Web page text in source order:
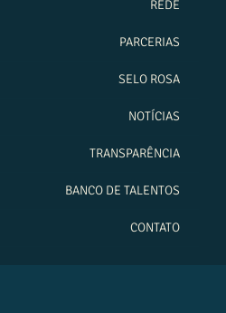
REDE
PARCERIAS
SELO ROSA
NOTÍCIAS
TRANSPARÊNCIA
BANCO DE TALENTOS
CONTATO